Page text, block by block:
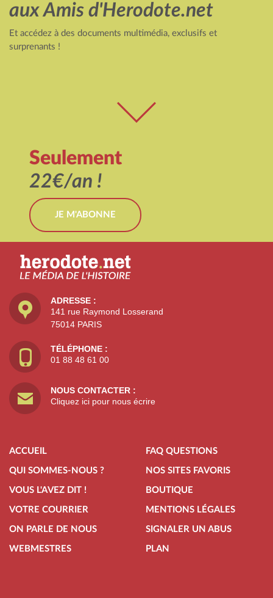
aux Amis d'Herodote.net
Et accédez à des documents multimédia, exclusifs et
surprenants !
Seulement
22€/an !
JE M'ABONNE
ADRESSE :
141 rue Raymond Losserand
75014 PARIS
TÉLÉPHONE :
01 88 48 61 00
NOUS CONTACTER :
Cliquez ici pour nous écrire
ACCUEIL
QUI SOMMES-NOUS ?
VOUS L'AVEZ DIT !
VOTRE COURRIER
ON PARLE DE NOUS
WEBMESTRES
FAQ QUESTIONS
NOS SITES FAVORIS
BOUTIQUE
MENTIONS LÉGALES
SIGNALER UN ABUS
PLAN